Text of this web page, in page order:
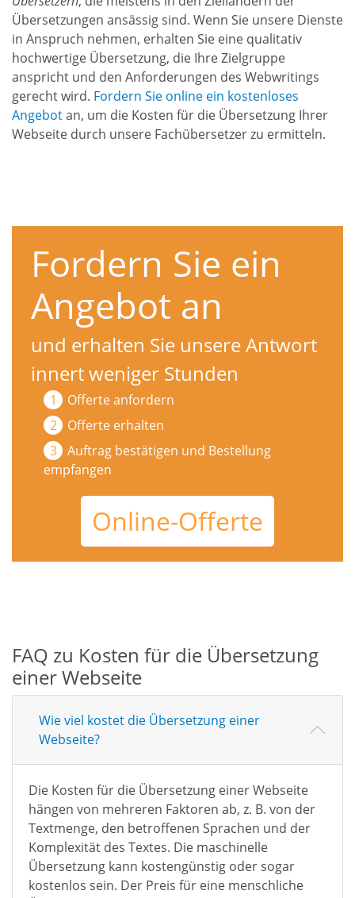
Übersetzungen ansässig sind. Wenn Sie unsere Dienste
in Anspruch nehmen, erhalten Sie eine qualitativ
hochwertige Übersetzung, die Ihre Zielgruppe
anspricht und den Anforderungen des Webwritings
gerecht wird. Fordern Sie online ein kostenloses
Angebotan, um die Kosten für die Übersetzung Ihrer
Webseite durch unsere Fachübersetzer zu ermitteln.
Fordern Sie ein
Angebot an
und erhalten Sie unsere Antwort
innert weniger Stunden
Offerte anfordern
Offerte erhalten
Auftrag bestätigen und Bestellung
empfangen
Online-Offerte
FAQ zu Kosten für die Übersetzung
einer Webseite
Wie viel kostet die Übersetzung einer
Webseite?
Die Kosten für die Übersetzung einer Webseite
hängen von mehreren Faktoren ab, z. B. von der
Textmenge, den betroffenen Sprachen und der
Komplexität des Textes. Die maschinelle
Übersetzung kann kostengünstig oder sogar
kostenlos sein. Der Preis für eine menschliche